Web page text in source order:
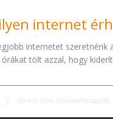
internet
internetet
tölt azzal, hogy
Direct One Alsónemesapáti